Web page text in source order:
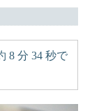
8 分 34 秒で